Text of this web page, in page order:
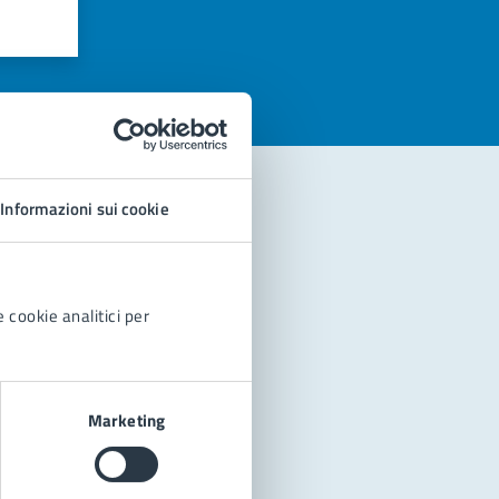
Informazioni sui cookie
cookie analitici per
Marketing